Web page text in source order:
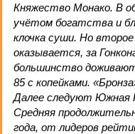
Княжество Монако. В
учётом богатства и
клочка суши. Но
оказывается, за
большинство
85 с копейками.
Далее следуют Южная
Средняя
года, от лидеров